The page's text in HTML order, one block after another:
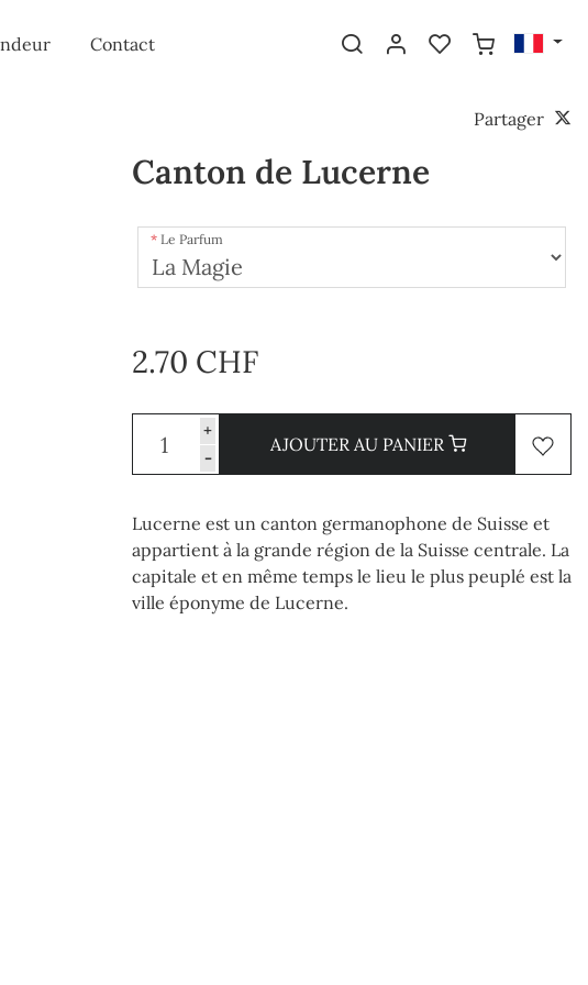
Contact
Partager
Canton de Lucerne
Le Parfum
2.70 CHF
+
-
AJOUTER AU PANIER
Lucerne est un canton germanophone de Suisse et
appartient à la grande région de la Suisse centrale. La
capitale et en même temps le lieu le plus peuplé est la
ville éponyme de Lucerne.